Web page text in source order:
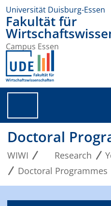
Universität Duisburg-Essen
Fakultät für
Campus Essen
Doctoral
WIWI Research
Doctoral Programmes